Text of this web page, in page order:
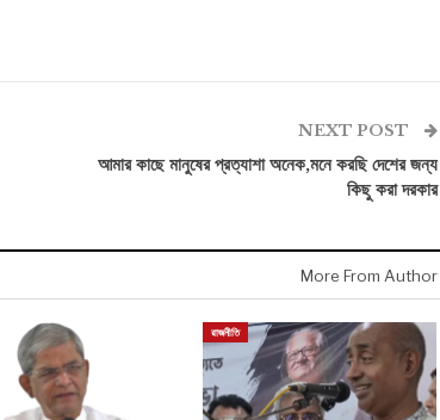
NEXT POST
আমার কাছে মানুষের প্রত্যাশা অনেক,মনে করছি দেশের জন্য
কিছু করা দরকার
More From Author
রাজনীতি